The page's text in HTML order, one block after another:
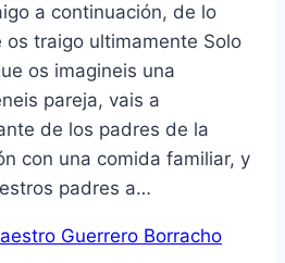
a continuación, de lo
os traigo ultimamente Solo
os imagineis una
pareja, vais a
de los padres de la
con una comida familiar, y
padres a…
Guerrero Borracho